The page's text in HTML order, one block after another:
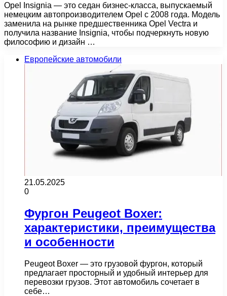
Opel Insignia — это седан бизнес-класса, выпускаемый
немецким автопроизводителем Opel с 2008 года. Модель
заменила на рынке предшественника Opel Vectra и
получила название Insignia, чтобы подчеркнуть новую
философию и дизайн …
Европейские автомобили
21.05.2025
0
Фургон Peugeot Boxer:
характеристики, преимущества
и особенности
Peugeot Boxer — это грузовой фургон, который
предлагает просторный и удобный интерьер для
перевозки грузов. Этот автомобиль сочетает в
себе…